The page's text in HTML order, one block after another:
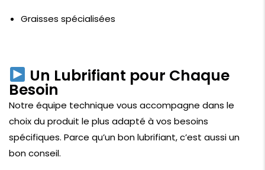
Graisses spécialisées
Un Lubrifiant pour Chaque
Besoin
Notre équipe technique vous accompagne dans le
choix du produit le plus adapté à vos besoins
spécifiques. Parce qu’un bon lubrifiant, c’est aussi un
bon conseil.